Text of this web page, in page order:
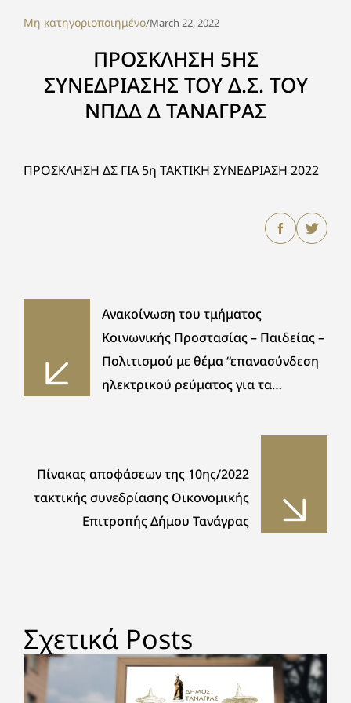
Μη κατηγοριοποιημένο/March 22, 2022
ΠΡΟΣΚΛΗΣΗ 5ΗΣ
ΣΥΝΕΔΡΙΑΣΗΣ ΤΟΥ Δ.Σ. ΤΟΥ
ΝΠΔΔ Δ ΤΑΝΑΓΡΑΣ
ΠΡΟΣΚΛΗΣΗ ΔΣ ΓΙΑ 5η ΤΑΚΤΙΚΗ ΣΥΝΕΔΡΙΑΣΗ 2022
Ανακοίνωση του τμήματος
Κοινωνικής Προστασίας – Παιδείας –
Πολιτισμού με θέμα “επανασύνδεση
ηλεκτρικού ρεύματος για τα
Πίνακας αποφάσεων της 10ης/2022
τακτικής συνεδρίασης Οικονομικής
Επιτροπής Δήμου Τανάγρας
Σχετικά Posts